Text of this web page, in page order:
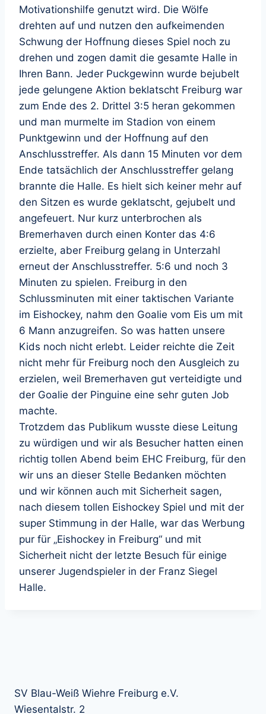
Motivationshilfe genutzt wird. Die Wölfe
drehten auf und nutzen den aufkeimenden
Schwung der Hoffnung dieses Spiel noch zu
drehen und zogen damit die gesamte Halle in
Ihren Bann. Jeder Puckgewinn wurde bejubelt
jede gelungene Aktion beklatscht Freiburg war
zum Ende des 2. Drittel 3:5 heran gekommen
und man murmelte im Stadion von einem
Punktgewinn und der Hoffnung auf den
Anschlusstreffer. Als dann 15 Minuten vor dem
Ende tatsächlich der Anschlusstreffer gelang
brannte die Halle. Es hielt sich keiner mehr auf
den Sitzen es wurde geklatscht, gejubelt und
angefeuert. Nur kurz unterbrochen als
Bremerhaven durch einen Konter das 4:6
erzielte, aber Freiburg gelang in Unterzahl
erneut der Anschlusstreffer. 5:6 und noch 3
Minuten zu spielen. Freiburg in den
Schlussminuten mit einer taktischen Variante
im Eishockey, nahm den Goalie vom Eis um mit
6 Mann anzugreifen. So was hatten unsere
Kids noch nicht erlebt. Leider reichte die Zeit
nicht mehr für Freiburg noch den Ausgleich zu
erzielen, weil Bremerhaven gut verteidigte und
der Goalie der Pinguine eine sehr guten Job
machte.
Trotzdem das Publikum wusste diese Leitung
zu würdigen und wir als Besucher hatten einen
richtig tollen Abend beim EHC Freiburg, für den
wir uns an dieser Stelle Bedanken möchten
und wir können auch mit Sicherheit sagen,
nach diesem tollen Eishockey Spiel und mit der
super Stimmung in der Halle, war das Werbung
pur für „Eishockey in Freiburg“ und mit
Sicherheit nicht der letzte Besuch für einige
unserer Jugendspieler in der Franz Siegel
Halle.
SV Blau-Weiß Wiehre Freiburg e.V.
Wiesentalstr. 2